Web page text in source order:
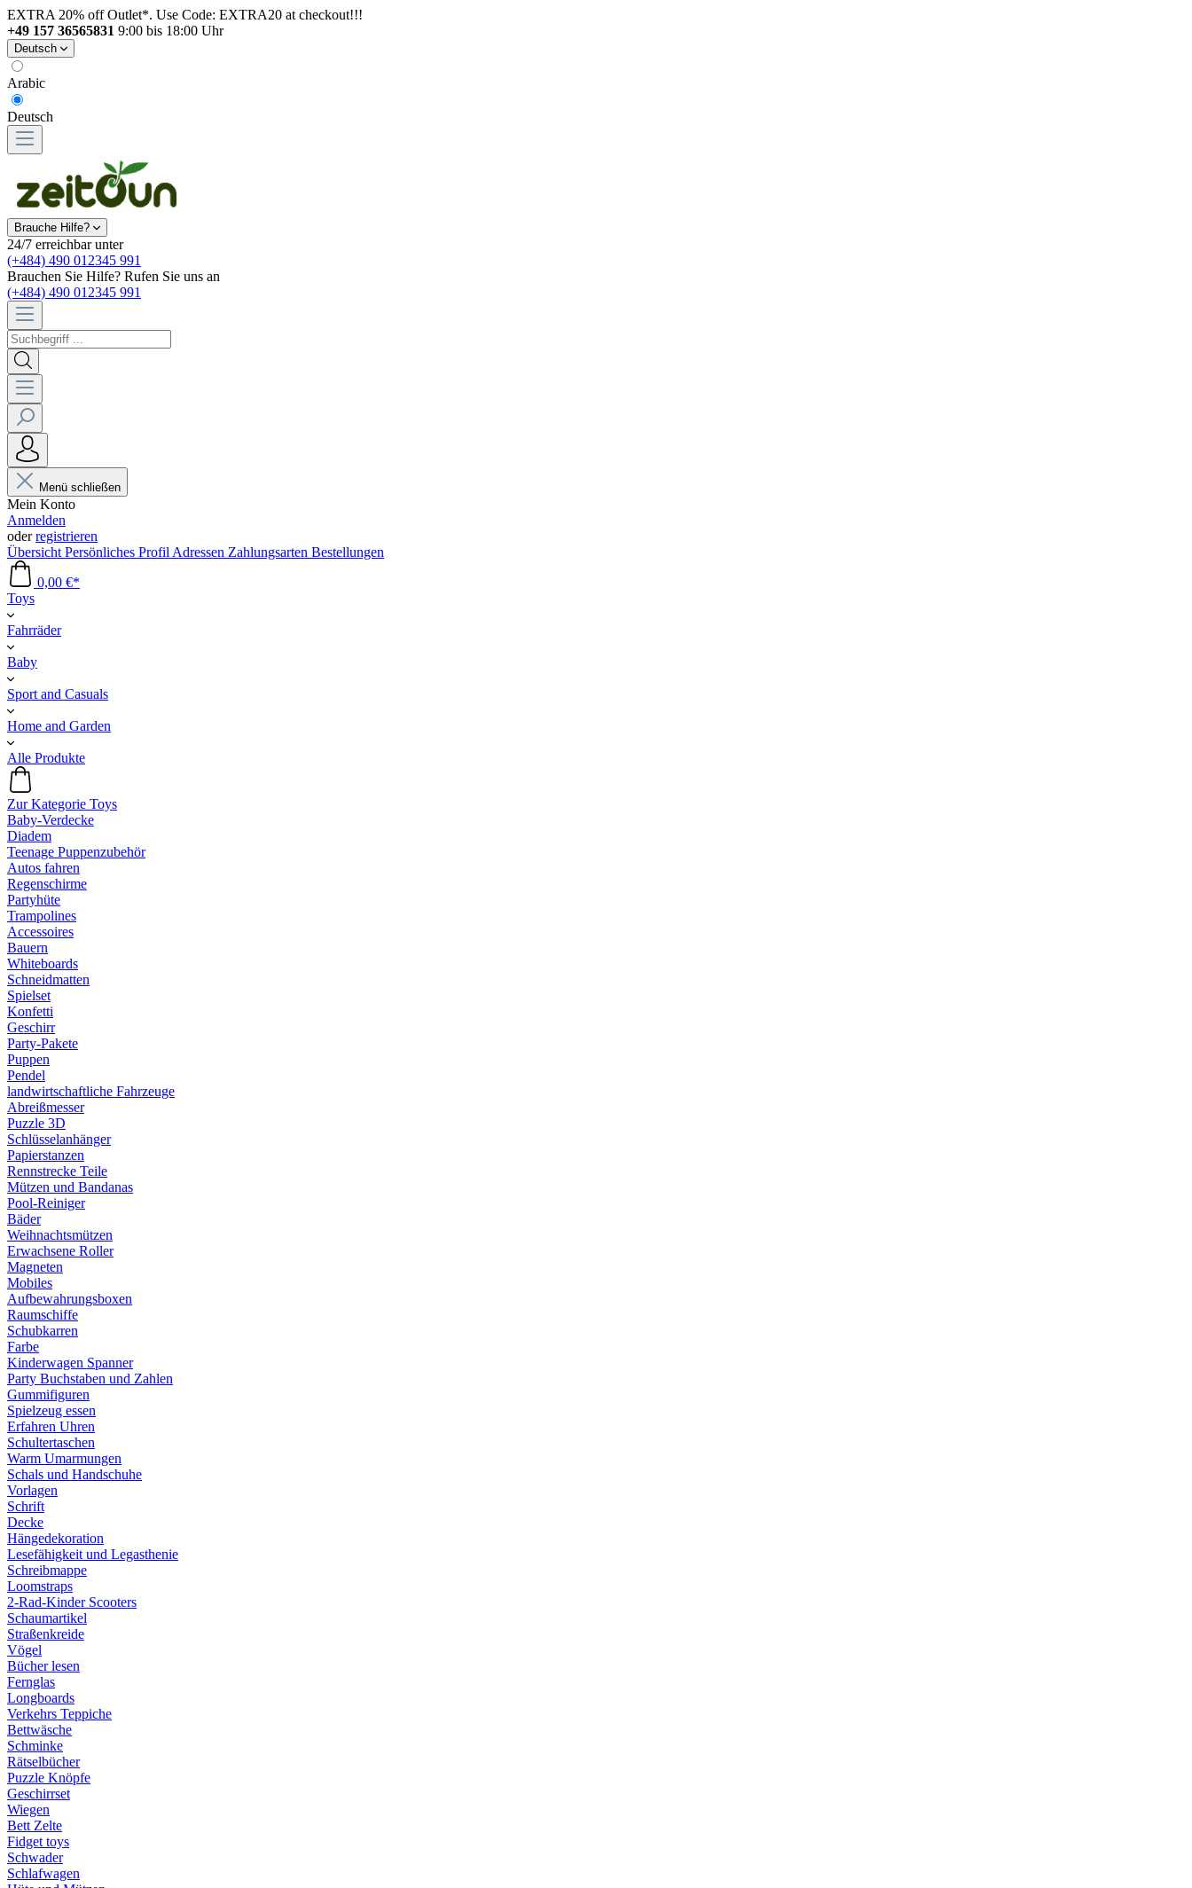
EXTRA 20% off Outlet*. Use Code: EXTRA20 at checkout!!!
+49 157 36565831 9:00 bis 18:00 Uhr
Deutsch
Arabic
Deutsch
Brauche Hilfe?
24/7 erreichbar unter
(+484) 490 012345 991
Brauchen Sie Hilfe? Rufen Sie uns an
(+484) 490 012345 991
Menü schließen
Mein Konto
Anmelden
oderregistrieren
Übersicht Persönliches Profil Adressen Zahlungsarten Bestellungen
0,00 €*
Toys
Fahrräder
Baby
Sport and Casuals
Home and Garden
Alle Produkte
Zur Kategorie Toys
Baby-Verdecke
Diadem
Teenage Puppenzubehör
Autos fahren
Regenschirme
Partyhüte
Trampolines
Accessoires
Bauern
Whiteboards
Schneidmatten
Spielset
Konfetti
Geschirr
Party-Pakete
Puppen
Pendel
landwirtschaftliche Fahrzeuge
Abreißmesser
Puzzle 3D
Schlüsselanhänger
Papierstanzen
Rennstrecke Teile
Mützen und Bandanas
Pool-Reiniger
Bäder
Weihnachtsmützen
Erwachsene Roller
Magneten
Mobiles
Aufbewahrungsboxen
Raumschiffe
Schubkarren
Farbe
Kinderwagen Spanner
Party Buchstaben und Zahlen
Gummifiguren
Spielzeug essen
Erfahren Uhren
Schultertaschen
Warm Umarmungen
Schals und Handschuhe
Vorlagen
Schrift
Decke
Hängedekoration
Lesefähigkeit und Legasthenie
Schreibmappe
Loomstraps
2-Rad-Kinder Scooters
Schaumartikel
Straßenkreide
Vögel
Bücher lesen
Fernglas
Longboards
Verkehrs Teppiche
Bettwäsche
Schminke
Rätselbücher
Puzzle Knöpfe
Geschirrset
Wiegen
Bett Zelte
Fidget toys
Schwader
Schlafwagen